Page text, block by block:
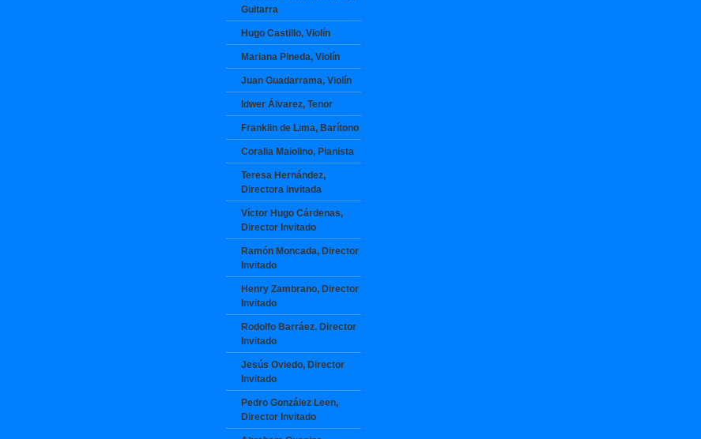
Guitarra
Hugo Castillo, Violín
Mariana Pineda, Violín
Juan Guadarrama, Violín
Idwer Álvarez, Tenor
Franklin de Lima, Barítono
Coralia Maiolino, Pianista
Teresa Hernández,
Directora Invitada
Víctor Hugo Cárdenas,
Director Invitado
Ramón Moncada, Director
Invitado
Henry Zambrano, Director
Invitado
Rodolfo Barráez, Director
Invitado
Jesús Oviedo, Director
Invitado
Pedro González Leen,
Director Invitado